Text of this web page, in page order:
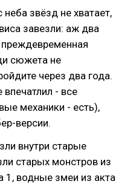
звёзд не хватает,
завезли: аж два
сюжета не
через два года.
- все
механики - есть),
версии.
внутри старые
старых монстров из
1, водные змеи из акта